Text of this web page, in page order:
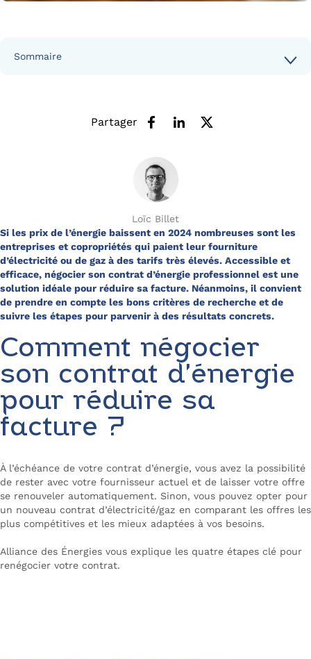
Sommaire
Partager
Loïc Billet
Si les prix de l’énergie baissent en 2024 nombreuses sont les
entreprises et copropriétés qui paient leur fourniture
d’électricité ou de gaz à des tarifs très élevés. Accessible et
efficace, négocier son contrat d’énergie professionnel est une
solution idéale pour réduire sa facture. Néanmoins, il convient
de prendre en compte les bons critères de recherche et de
suivre les étapes pour parvenir à des résultats concrets.
Comment négocier
son contrat d’énergie
pour réduire sa
facture ?
À l’échéance de votre contrat d’énergie, vous avez la possibilité
de rester avec votre fournisseur actuel et de laisser votre offre
se renouveler automatiquement. Sinon, vous pouvez opter pour
un nouveau contrat d’électricité/gaz en comparant les offres les
plus compétitives et les mieux adaptées à vos besoins.
Alliance des Énergies vous explique les quatre étapes clé pour
renégocier votre contrat.